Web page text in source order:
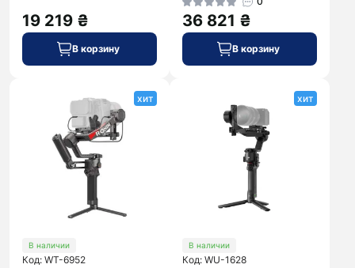
19 219 ₴
В корзину
36 821 ₴
В корзину
хит
В наличии
Код: WT-6952
хит
В наличии
Код: WU-1628